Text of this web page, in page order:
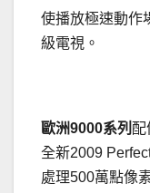
使播放極速動作
級電視。
歐洲9000系列 配
全新2009
處理500萬點像